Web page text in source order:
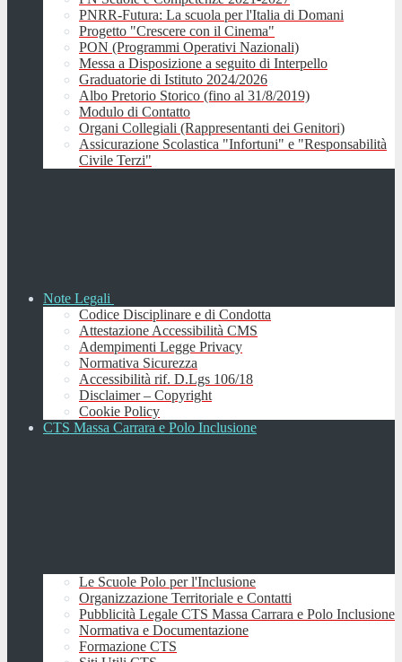
PNRR-Futura: La scuola per l'Italia di Domani
Progetto "Crescere con il Cinema"
PON (Programmi Operativi Nazionali)
Messa a Disposizione a seguito di Interpello
Graduatorie di Istituto 2024/2026
Albo Pretorio Storico (fino al 31/8/2019)
Modulo di Contatto
Organi Collegiali (Rappresentanti dei Genitori)
Assicurazione Scolastica "Infortuni" e "Responsabilità
Civile Terzi"
Note Legali
Codice Disciplinare e di Condotta
Attestazione Accessibilità CMS
Adempimenti Legge Privacy
Normativa Sicurezza
Accessibilità rif. D.Lgs 106/18
Disclaimer – Copyright
Cookie Policy
CTS Massa Carrara e Polo Inclusione
Le Scuole Polo per l'Inclusione
Organizzazione Territoriale e Contatti
Pubblicità Legale CTS Massa Carrara e Polo Inclusione
Normativa e Documentazione
Formazione CTS